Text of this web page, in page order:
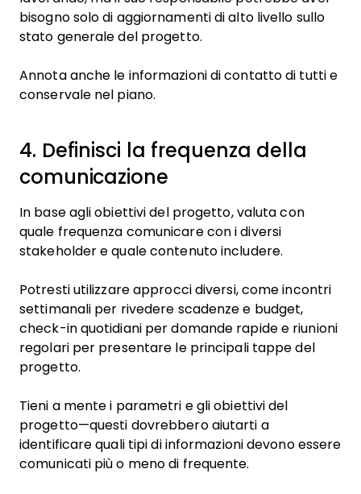
bisogno solo di aggiornamenti di alto livello sullo
stato generale del progetto.
Annota anche le informazioni di contatto di tutti e
conservale nel piano.
4. Definisci la frequenza della
comunicazione
In base agli obiettivi del progetto, valuta con
quale frequenza comunicare con i diversi
stakeholder e quale contenuto includere.
Potresti utilizzare approcci diversi, come incontri
settimanali per rivedere scadenze e budget,
check-in quotidiani per domande rapide e riunioni
regolari per presentare le principali tappe del
progetto.
Tieni a mente i parametri e gli obiettivi del
progetto—questi dovrebbero aiutarti a
identificare quali tipi di informazioni devono essere
comunicati più o meno di frequente.